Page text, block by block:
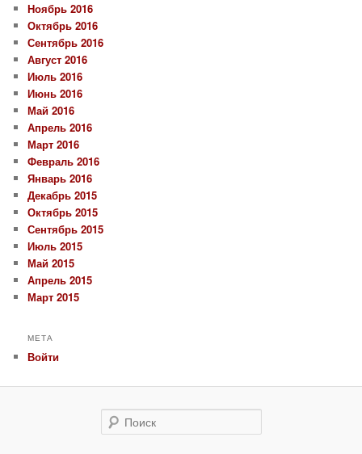
Ноябрь 2016
Октябрь 2016
Сентябрь 2016
Август 2016
Июль 2016
Июнь 2016
Май 2016
Апрель 2016
Март 2016
Февраль 2016
Январь 2016
Декабрь 2015
Октябрь 2015
Сентябрь 2015
Июль 2015
Май 2015
Апрель 2015
Март 2015
МЕТА
Войти
Поиск